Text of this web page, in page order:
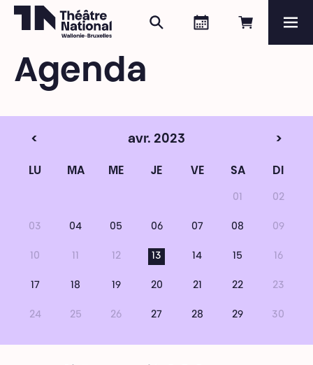
Réserver
Agenda
Rechercher
Agenda
< avr. 2023 >
LU MA ME JE VE SA DI
01 02
03 04 05 06 07 08 09
10 11 12 13 14 15 16
17 18 19 20 21 22 23
24 25 26 27 28 29 30